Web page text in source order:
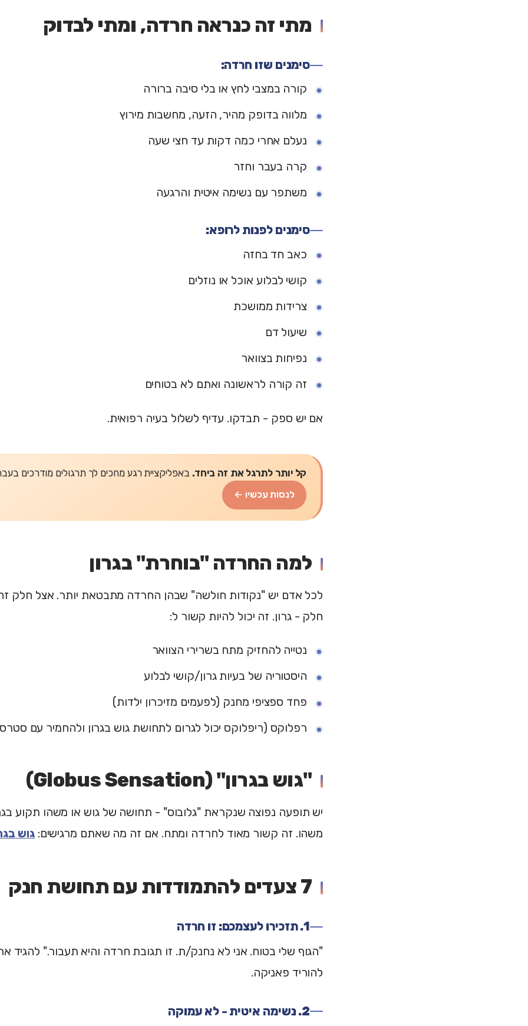
מתי זה כנראה חרדה, ומתי לבדוק
סימנים שזו חרדה:
קורה במצבי לחץ או בלי סיבה ברורה
מלווה בדופק מהיר, הזעה, מחשבות מירוץ
נעלם אחרי כמה דקות עד חצי שעה
קרה בעבר וחזר
משתפר עם נשימה איטית והרגעה
סימנים לפנות לרופא:
כאב חד בחזה
קושי לבלוע אוכל או נוזלים
צרידות ממושכת
שיעול דם
נפיחות בצוואר
זה קורה לראשונה ואתם לא בטוחים
אם יש ספק - תבדקו. עדיף לשלול בעיה רפואית.
קל יותר לתרגל את זה ביחד. באפליקציית רגע מחכים לך תרגולים מודרכים בעברית של 2-5
לנסות עכשיו ←
למה החרדה "בוחרת" בגרון
לכל אדם יש "נקודות חולשה" שבהן החרדה מתבטאת יותר. אצל חלק
חלק - גרון. זה יכול להיות קשור ל:
נטייה להחזיק מתח בשרירי הצוואר
היסטוריה של בעיות גרון/קושי לבלוע
פחד ספציפי מחנק (לפעמים מזיכרון ילדות)
רפלוקס (ריפלוקס יכול לגרום לתחושת גוש בגרון ולהחמיר עם
"גוש בגרון" (Globus Sensation)
יש תופעה נפוצה שנקראת "גלובוס" - תחושה של גוש או משהו תקוע
משהו. זה קשור מאוד לחרדה ומתח. אם זה מה שאתם מרגישים:גוש
7 צעדים להתמודדות עם תחושת חנק
1. תזכירו לעצמכם: זו חרדה
"הגוף שלי בטוח. אני לא נחנק/ת. זו תגובת חרדה והיא תעבור." להגיד
להוריד פאניקה.
2. נשימה איטית - לא עמוקה